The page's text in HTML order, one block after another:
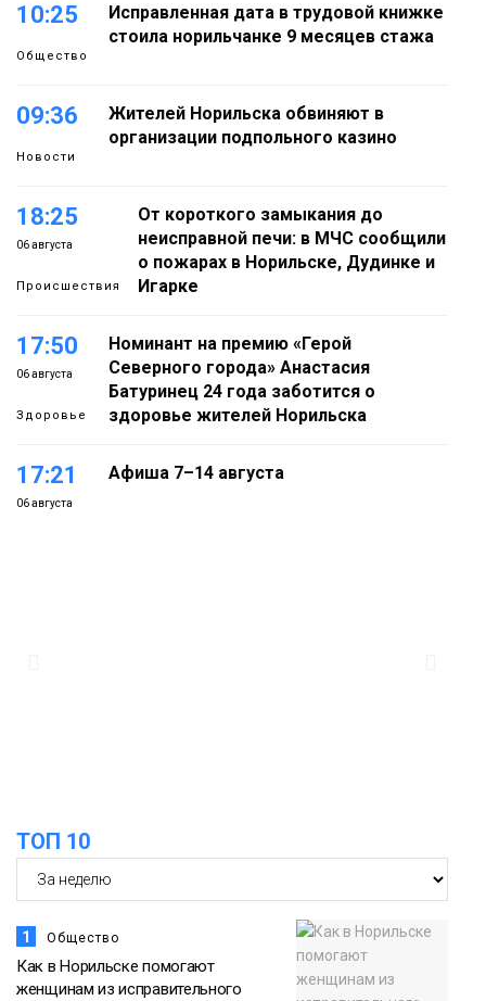
10:25
Общество
Исправленная дата в трудовой книжке
стоила норильчанке 9 месяцев стажа
09:36
Новости
Жителей Норильска обвиняют в
организации подпольного казино
18:25
06 августа
Происшествия
От короткого замыкания до
неисправной печи: в МЧС сообщили
о пожарах в Норильске, Дудинке и
Игарке
17:50
06 августа
Здоровье
Номинант на премию «Герой
Северного города» Анастасия
Батуринец 24 года заботится о
здоровье жителей Норильска
17:21
06 августа
Афиша 7–14 августа
ТОП 10
1 Общество
Как в Норильске помогают
женщинам из исправительного